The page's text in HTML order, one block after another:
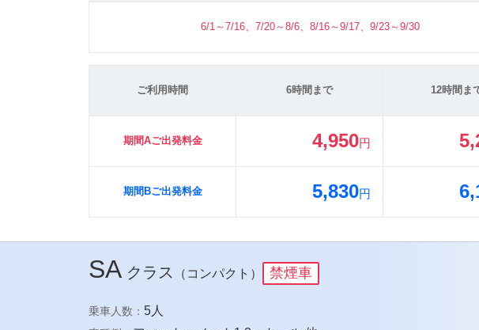
6/1～7/16、7/20～8/6、8/16～9/17、9/23～9/30
ご利用時間 6時間まで 12時間ま
期間Aご出発料金 4,950円
期間Bご出発料金 5,830円
SA クラス （コンパクト） 禁煙車
乗車人数： 5人